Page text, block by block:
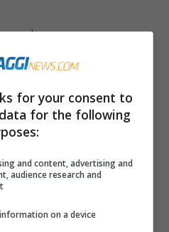
sembrava un
la base per una
di pattinaggio sul
a Santa Monica
riprese era una
utilizzata dagli
gli allenamenti e dal
for your consent to
for the following
and content, advertising and
audience research and
on a device